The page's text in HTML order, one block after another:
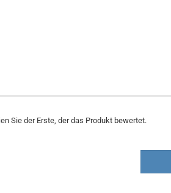
Sie der Erste, der das Produkt bewertet.